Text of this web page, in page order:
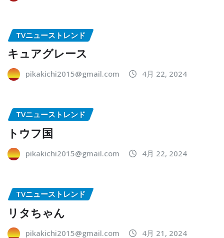
TVニューストレンド
キュアグレース
pikakichi2015@gmail.com 4月 22, 2024
TVニューストレンド
トウフ国
pikakichi2015@gmail.com 4月 22, 2024
TVニューストレンド
リタちゃん
pikakichi2015@gmail.com 4月 21, 2024